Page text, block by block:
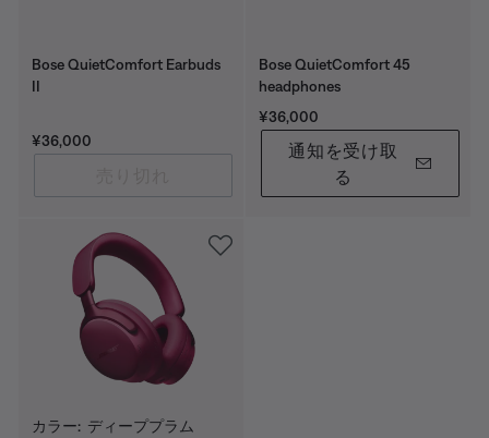
Bose QuietComfort Earbuds
II
価格:
¥36,000
Bose QuietComfort 45
headphones
価格:
¥36,000
通知を受け取
る
カラー: ディーププラム